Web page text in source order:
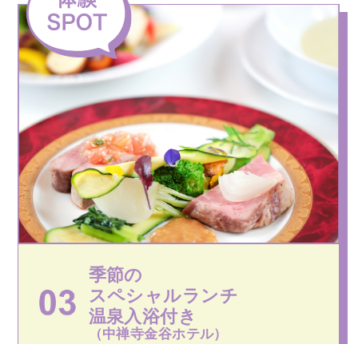
季節の
スペシャルランチ
温泉入浴付き
（中禅寺金谷ホテル）